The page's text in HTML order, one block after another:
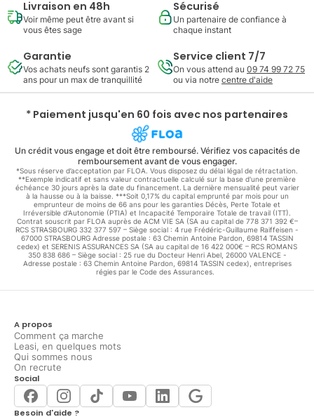
Livraison en 48h
Voir même peut être avant si
vous êtes sage
Sécurisé
Un partenaire de confiance à
chaque instant
Garantie
Vos achats neufs sont garantis 2
ans pour un max de tranquillité
Service client 7/7
On vous attend au 09 74 99 72 75
ou via notre centre d'aide
* Paiement jusqu'en 60 fois avec nos partenaires
Un crédit vous engage et doit être remboursé. Vérifiez vos capacités de
remboursement avant de vous engager.
*Sous réserve d’acceptation par FLOA. Vous disposez du délai légal de rétractation.
**Exemple indicatif et sans valeur contractuelle calculé sur la base d'une première
échéance 30 jours après la date du financement. La dernière mensualité peut varier
à la hausse ou à la baisse. ***Soit 0,17% du capital emprunté par mois pour un
emprunteur de moins de 66 ans pour les garanties Décès, Perte Totale et
Irréversible d'Autonomie (PTIA) et Incapacité Temporaire Totale de travail (ITT).
Contrat souscrit par FLOA auprès de ACM VIE SA (SA au capital de 778 371 392 €–
RCS STRASBOURG 332 377 597 – Siège social : 4 rue Frédéric-Guillaume Raiffeisen -
67000 STRASBOURG Adresse postale : 63 Chemin Antoine Pardon, 69814 TASSIN
cedex) et SERENIS ASSURANCES SA (SA au capital de 16 422 000€ – RCS ROMANS
350 838 686 – Siège social : 25 rue du Docteur Henri Abel, 26000 VALENCE -
Adresse postale : 63 Chemin Antoine Pardon, 69814 TASSIN cedex), entreprises
régies par le Code des Assurances.
A propos
Comment ça marche
Leasi, en quelques mots
Qui sommes nous
On recrute
Social
Besoin d'aide ?